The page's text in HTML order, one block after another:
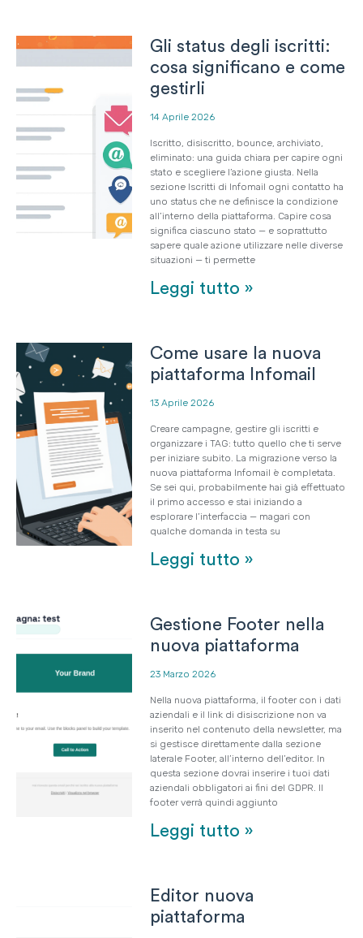
Gli status degli iscritti:
cosa significano e come
gestirli
14 Aprile 2026
Iscritto, disiscritto, bounce, archiviato,
eliminato: una guida chiara per capire ogni
stato e scegliere l’azione giusta. Nella
sezione Iscritti di Infomail ogni contatto ha
uno status che ne definisce la condizione
all’interno della piattaforma. Capire cosa
significa ciascuno stato — e soprattutto
sapere quale azione utilizzare nelle diverse
situazioni — ti permette
Leggi tutto »
Come usare la nuova
piattaforma Infomail
13 Aprile 2026
Creare campagne, gestire gli iscritti e
organizzare i TAG: tutto quello che ti serve
per iniziare subito. La migrazione verso la
nuova piattaforma Infomail è completata.
Se sei qui, probabilmente hai già effettuato
il primo accesso e stai iniziando a
esplorare l’interfaccia — magari con
qualche domanda in testa su
Leggi tutto »
Gestione Footer nella
nuova piattaforma
23 Marzo 2026
Nella nuova piattaforma, il footer con i dati
aziendali e il link di disiscrizione non va
inserito nel contenuto della newsletter, ma
si gestisce direttamente dalla sezione
laterale Footer, all’interno dell’editor. In
questa sezione dovrai inserire i tuoi dati
aziendali obbligatori ai fini del GDPR. Il
footer verrà quindi aggiunto
Leggi tutto »
Editor nuova
piattaforma